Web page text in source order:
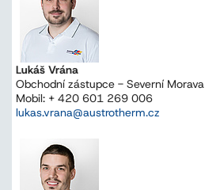
Lukáš Vrána
Obchodní zástupce - Severní Morava
Mobil: + 420 601 269 006
lukas.vrana@austrotherm.cz